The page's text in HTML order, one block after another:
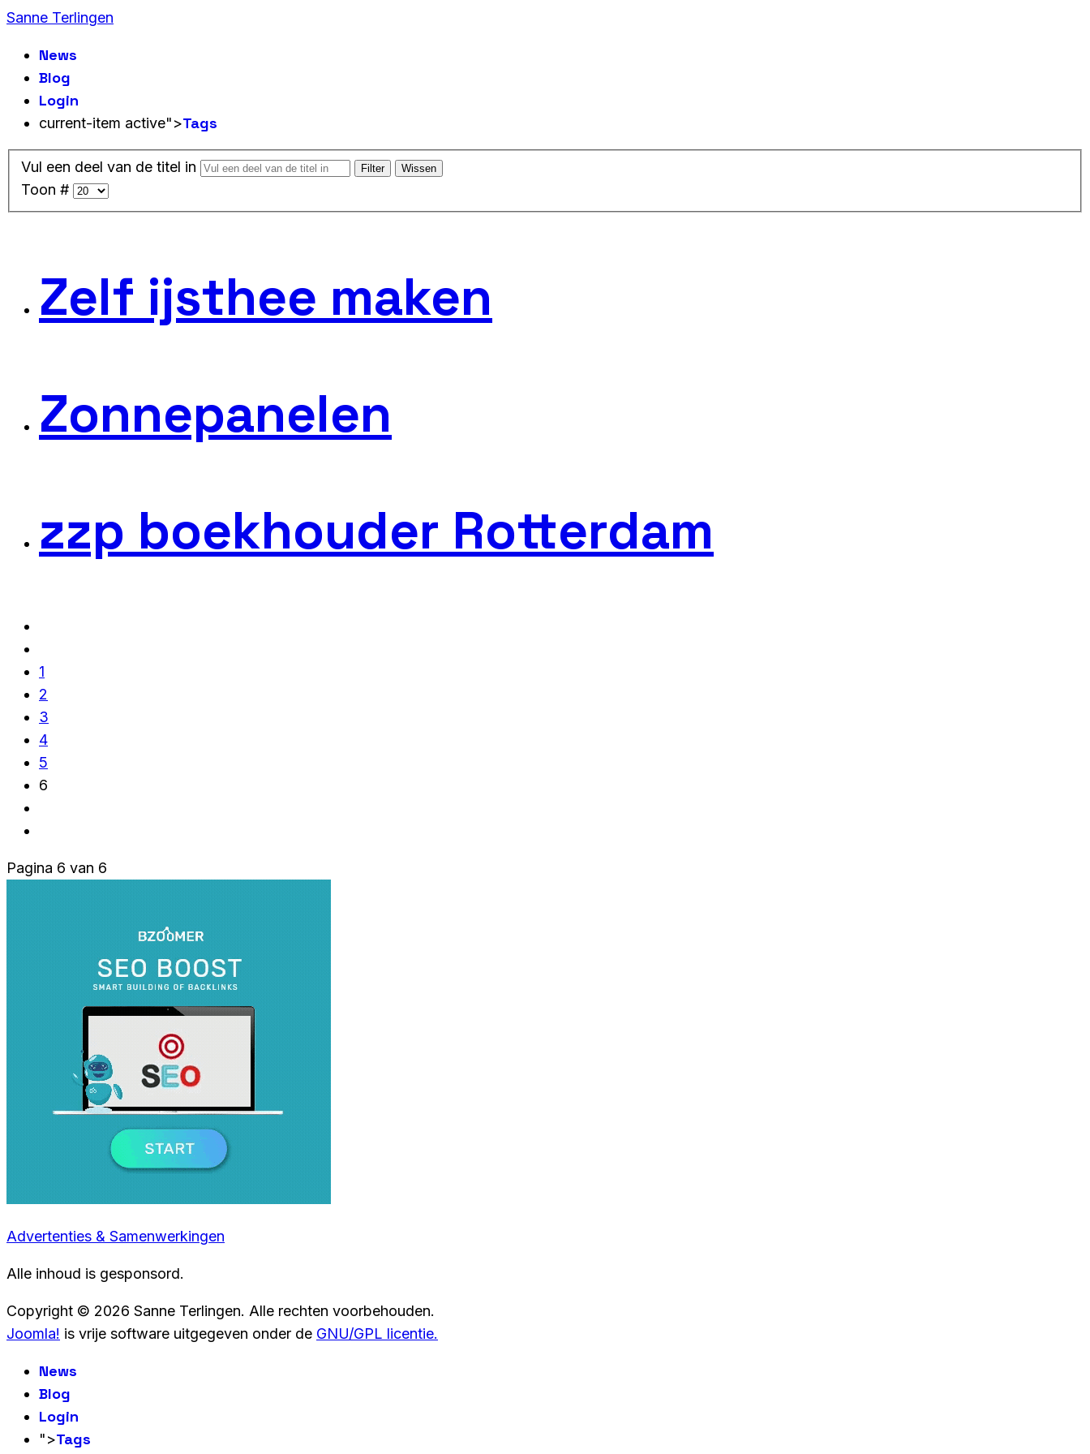
Sanne Terlingen
News
Blog
Login
current-item active">Tags
Vul een deel van de titel in Filter Wissen
Toon #
Zelf ijsthee maken
Zonnepanelen
zzp boekhouder Rotterdam
1
2
3
4
5
6
Pagina 6 van 6
Advertenties & Samenwerkingen
Alle inhoud is gesponsord.
Copyright © 2026 Sanne Terlingen. Alle rechten voorbehouden.
Joomla! is vrije software uitgegeven onder de GNU/GPL licentie.
News
Blog
Login
">Tags